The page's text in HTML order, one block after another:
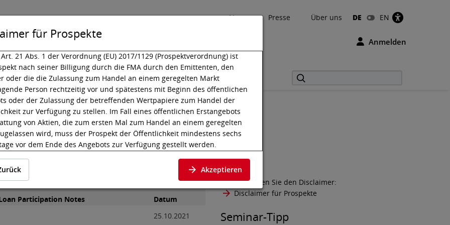
News Presse Über uns DE EN
Anmelden
Wissen Technik
Issuance
Issuance plc
für Prospekte
21 Abs. 1 der Verordnung (EU) 2017/1129 (Prospektverordnung) ist
nach seiner Billigung durch die FMA durch den Emittenten, den
oder die die Zulassung zum Handel an einem geregelten Markt
Person rechtzeitig vor und spätestens mit Beginn des öffentlichen
oder der Zulassung der betreffenden Wertpapiere zum Handel der
zur Verfügung zu stellen. Im Fall eines öffentlichen Erstangebots
von Aktien, die zum ersten Mal zum Handel an einem geregelten
wird, muss der Prospekt der Öffentlichkeit mindestens sechs
vor dem Ende des Angebots zur Verfügung gestellt werden.
21 Abs. 2 lit. c der Prospektverordnung gilt ein Prospekt als der
zur Verfügung gestellt, wenn er in elektronischer Form auf der
des geregelten Marktes, an dem die Zulassung zum Handel beantragt
wird.
2019 (KMG 2019) zu veröffentlichenden Dokumente wurden
Akzeptieren
Terms der Alfa Bond Issuance plc, die an der Wiener
Participation Notes
Datum
25.10.2021
Hinweis
Bitte beachten Sie den Disclaimer:
Disclaimer für Prospekte
Seminar-Tipp